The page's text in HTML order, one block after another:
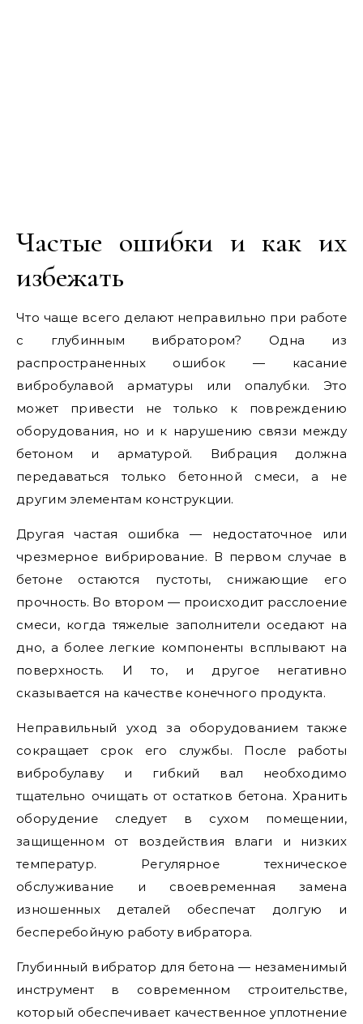
Частые ошибки и как их
избежать
Что чаще всего делают неправильно при работе
с глубинным вибратором? Одна из
распространенных ошибок — касание
вибробулавой арматуры или опалубки. Это
может привести не только к повреждению
оборудования, но и к нарушению связи между
бетоном и арматурой. Вибрация должна
передаваться только бетонной смеси, а не
другим элементам конструкции.
Другая частая ошибка — недостаточное или
чрезмерное вибрирование. В первом случае в
бетоне остаются пустоты, снижающие его
прочность. Во втором — происходит расслоение
смеси, когда тяжелые заполнители оседают на
дно, а более легкие компоненты всплывают на
поверхность. И то, и другое негативно
сказывается на качестве конечного продукта.
Неправильный уход за оборудованием также
сокращает срок его службы. После работы
вибробулаву и гибкий вал необходимо
тщательно очищать от остатков бетона. Хранить
оборудение следует в сухом помещении,
защищенном от воздействия влаги и низких
температур. Регулярное техническое
обслуживание и своевременная замена
изношенных деталей обеспечат долгую и
бесперебойную работу вибратора.
Глубинный вибратор для бетона — незаменимый
инструмент в современном строительстве,
который обеспечивает качественное уплотнение